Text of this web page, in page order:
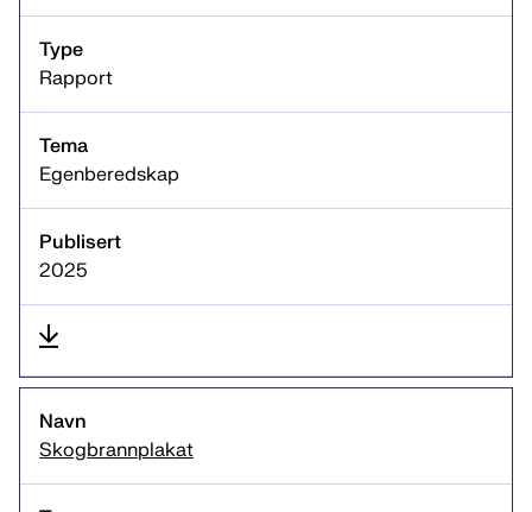
Rapport
Egenberedskap
2025
Skogbrannplakat